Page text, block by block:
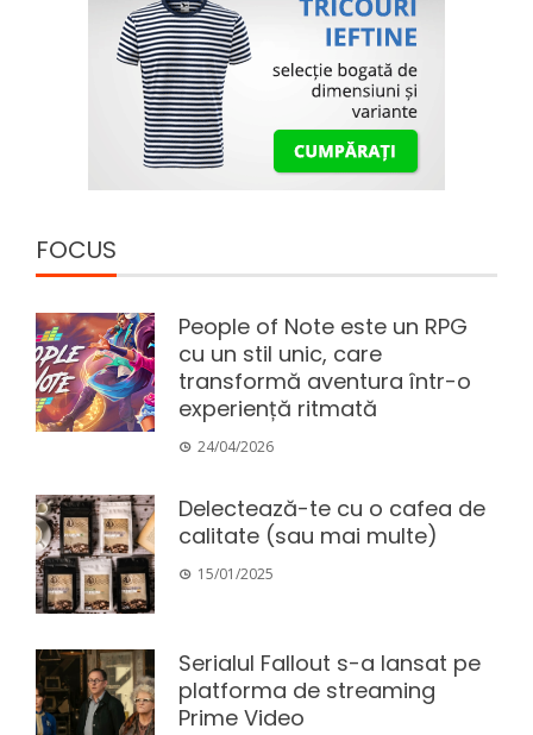
FOCUS
People of Note este un RPG
cu un stil unic, care
transformă aventura într-o
experiență ritmată
24/04/2026
Delectează-te cu o cafea de
calitate (sau mai multe)
15/01/2025
Serialul Fallout s-a lansat pe
platforma de streaming
Prime Video